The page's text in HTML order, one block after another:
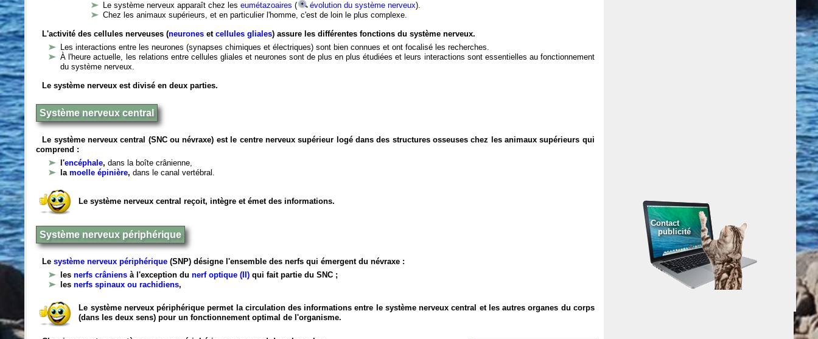
Le système nerveux apparaît chez leseumétazoaires ( évolution du système nerveux).
Chez les animaux supérieurs, et en particulier l'homme, c'est de loin le plus complexe.
L'activité des cellules nerveuses (neurones etcellules gliales) assure les différentes fonctions du système nerveux.
Les interactions entre les neurones (synapses chimiques et électriques) sont bien connues et ont focalisé les recherches.
À l'heure actuelle, les relations entre cellules gliales et neurones sont de plus en plus étudiées et leurs interactions sont essentielles au fonctionnement
du système nerveux.
Le système nerveux est divisé en deux parties.
Système nerveux central
Le système nerveux central (SNC ou névraxe) est le centre nerveux supérieur logé dans des structures osseuses chez les animaux supérieurs qui
comprend :
l'encéphale,dans la boîte crânienne,
lamoelle épinière,dans le canal vertébral.
Le système nerveux central reçoit, intègre et émet des informations.
Système nerveux périphérique
Lesystème nerveux périphérique (SNP) désigne l'ensemble des nerfs qui émergent du névraxe :
lesnerfs crâniens à l'exception du nerf optique (II) qui fait partie du SNC ;
lesnerfs spinaux ou rachidiens,
Le système nerveux périphérique permet la circulation des informations entre le système nerveux central et les autres organes du corps
(dans les deux sens) pour un fonctionnement optimal de l'organisme.
Contact
publicité